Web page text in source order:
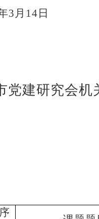
3月14 日
党建研究会机
序